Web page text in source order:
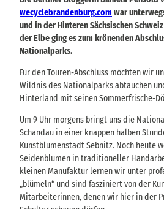
wecyclebrandenburg.com war
und in der Hinteren Sächsischen
der Elbe ging es zum krönenden
Nationalparks.
Für den Touren-Abschluss möchten wir
Wildnis des Nationalparks abtauchen
Hinterland mit seinen Sommerfrische-
Um 9 Uhr morgens bringt uns die
Schandau in einer knappen halben
Kunstblumenstadt Sebnitz. Noch heute
Seidenblumen in traditioneller
kleinen Manufaktur lernen wir unter
„blümeln“ und sind fasziniert von der
Mitarbeiterinnen, denen wir hier in der